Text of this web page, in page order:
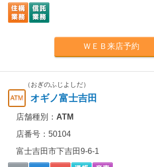
ＷＥＢ来店予約
（おぎのふじよしだ）
オギノ富士吉田
店舗種別： ATM
店番号：50104
富士吉田市下吉田9-6-1